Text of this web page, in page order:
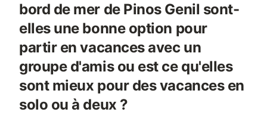
bord de mer de Pinos Genil sont-
elles une bonne option pour
partir en vacances avec un
groupe d'amis ou est ce qu'elles
sont mieux pour des vacances en
solo ou à deux ?